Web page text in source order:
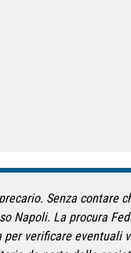
Senza contare
Napoli. La procura
per verificare eventuali